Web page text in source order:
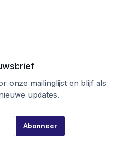
onze mailinglijst en blijf als
updates.
Abonneer